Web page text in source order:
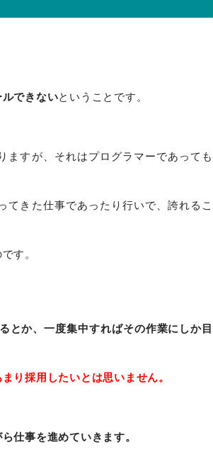
できないということです。
ますが、それはプログラマーであっても
きた仕事であったり行いで、誇れるこ
す。
とか、一度集中すればその作業にしか目
り採用したいとは思いません。
仕事を進めていきます。